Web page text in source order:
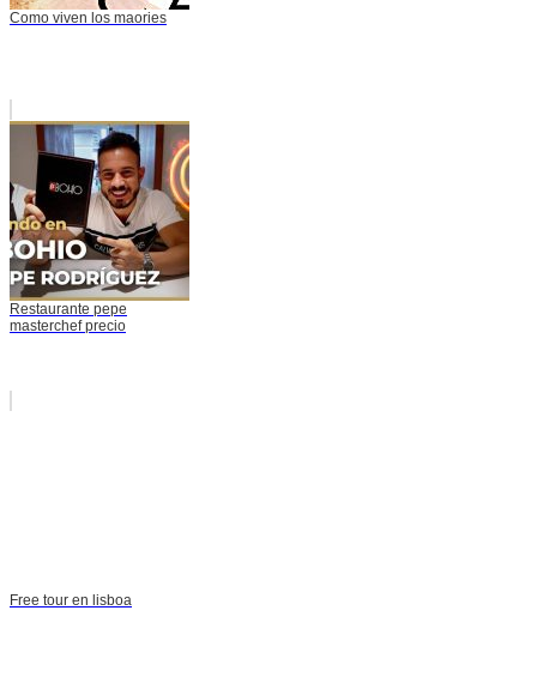
Como viven los maories
Restaurante pepe
masterchef precio
Free tour en lisboa